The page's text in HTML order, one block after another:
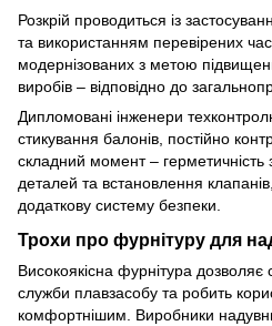
Розкрій проводиться із
та використанням перевірених
модернізованих з метою
виробів – відповідно до
Дипломовані інженери
стикування балонів, постійно
складний момент – герметичність
деталей та встановлення
додаткову систему безпеки.
Трохи про фурнітуру для
Високоякісна фурнітура дозволяє
служби плавзасобу та робить
комфортнішим. Виробники